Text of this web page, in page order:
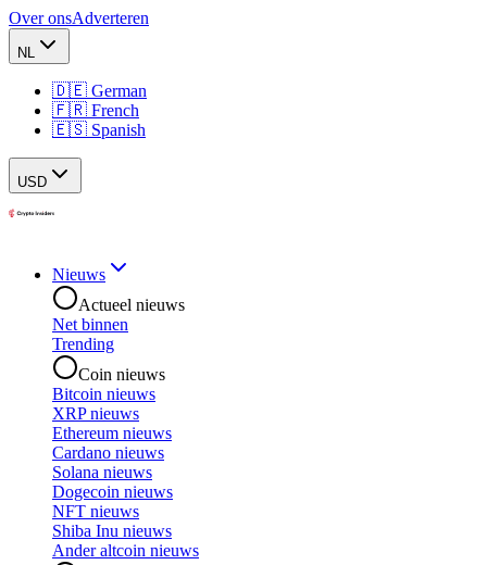
Over onsAdverteren
NL
🇩🇪 German
🇫🇷 French
🇪🇸 Spanish
USD
Nieuws
Actueel nieuws
Net binnen
Trending
Coin nieuws
Bitcoin nieuws
XRP nieuws
Ethereum nieuws
Cardano nieuws
Solana nieuws
Dogecoin nieuws
NFT nieuws
Shiba Inu nieuws
Ander altcoin nieuws